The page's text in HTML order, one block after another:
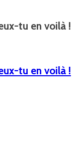
tu en voilà !
tu en voilà !